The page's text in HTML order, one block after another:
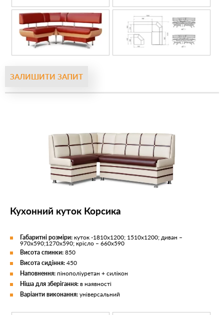
ЗАЛИШИТИ ЗАПИТ
Кухонний куток Корсика
Габаритні розміри: куток -1810х1200; 1510х1200; диван –
970х590;1270х590; крісло – 660х590
Висота спинки: 850
Висота сидіння: 450
Наповнення: пінополіуретан + силікон
Ніша для зберігання: в наявності
Варіанти виконання: універсальний